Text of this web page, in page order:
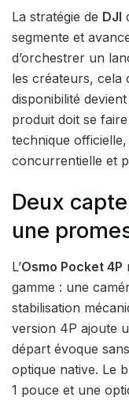
La stratégie de DJI
segmente et
d’orchestrer un
les créateurs, cela
disponibilité
produit doit se
technique
concurrentielle et
Deux
une
L’Osmo Pocket 4P
gamme : une
stabilisation
version 4P ajoute
départ évoque
optique native. Le
1 pouce et une